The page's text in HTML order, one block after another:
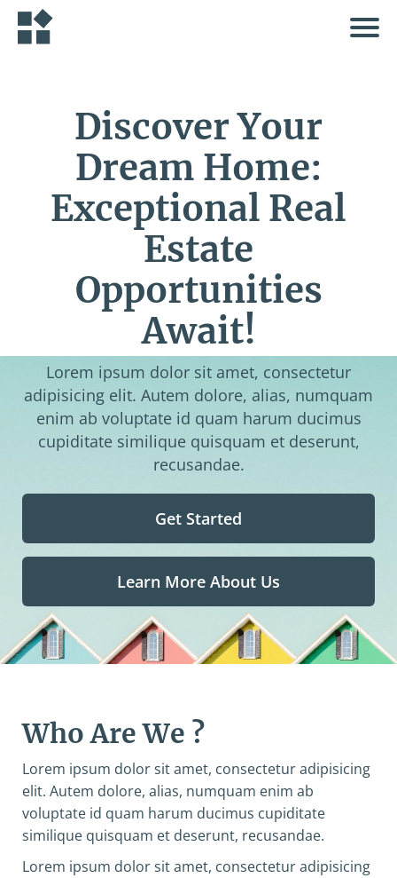
Discover Your
Dream Home:
Exceptional Real
Estate
Opportunities
Await!
Lorem ipsum dolor sit amet, consectetur
adipisicing elit. Autem dolore, alias, numquam
enim ab voluptate id quam harum ducimus
cupiditate similique quisquam et deserunt,
recusandae.
Get Started
Learn More About Us
Who Are We ?
Lorem ipsum dolor sit amet, consectetur adipisicing
elit. Autem dolore, alias, numquam enim ab
voluptate id quam harum ducimus cupiditate
similique quisquam et deserunt, recusandae.
Lorem ipsum dolor sit amet, consectetur adipisicing